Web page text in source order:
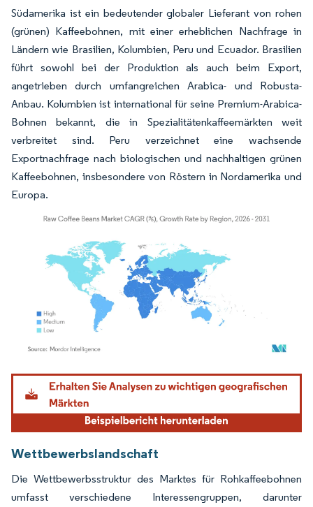
Südamerika ist ein bedeutender globaler Lieferant von rohen
(grünen) Kaffeebohnen, mit einer erheblichen Nachfrage in
Ländern wie Brasilien, Kolumbien, Peru und Ecuador. Brasilien
führt sowohl bei der Produktion als auch beim Export,
angetrieben durch umfangreichen Arabica- und Robusta-
Anbau. Kolumbien ist international für seine Premium-Arabica-
Bohnen bekannt, die in Spezialitätenkaffeemärkten weit
verbreitet sind. Peru verzeichnet eine wachsende
Exportnachfrage nach biologischen und nachhaltigen grünen
Kaffeebohnen, insbesondere von Röstern in Nordamerika und
Europa.
Bild © Mordor Intelligence. Wiederverwendung erfordert Namensnennung gemäß
Wettbewerbslandschaft
Die Wettbewerbsstruktur des Marktes für Rohkaffeebohnen
umfasst verschiedene Interessengruppen, darunter